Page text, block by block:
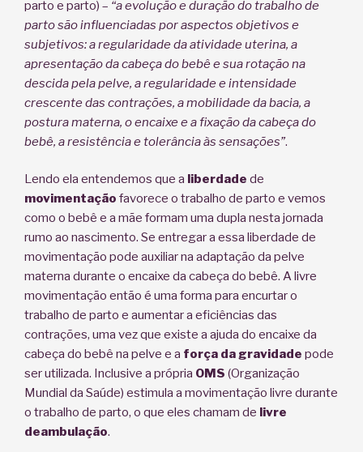
parto e parto) – “a evolução e duração do trabalho de
parto são influenciadas por aspectos objetivos e
subjetivos: a regularidade da atividade uterina, a
apresentação da cabeça do bebê e sua rotação na
descida pela pelve, a regularidade e intensidade
crescente das contrações, a mobilidade da bacia, a
postura materna, o encaixe e a fixação da cabeça do
bebê, a resistência e tolerância às sensações”.
Lendo ela entendemos que a liberdade de
movimentação favorece o trabalho de parto e vemos
como o bebê e a mãe formam uma dupla nesta jornada
rumo ao nascimento. Se entregar a essa liberdade de
movimentação pode auxiliar na adaptação da pelve
materna durante o encaixe da cabeça do bebê. A livre
movimentação então é uma forma para encurtar o
trabalho de parto e aumentar a eficiências das
contrações, uma vez que existe a ajuda do encaixe da
cabeça do bebê na pelve e a força da gravidade pode
ser utilizada. Inclusive a própria OMS (Organização
Mundial da Saúde) estimula a movimentação livre durante
o trabalho de parto, o que eles chamam de livre
deambulação.